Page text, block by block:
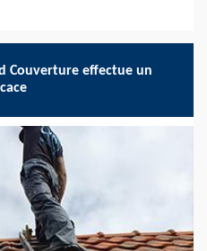
Couverture effectue un